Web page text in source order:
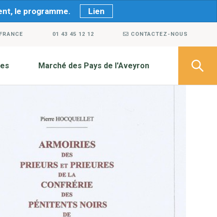
le programme. Lien
01 43 45 12 12 CONTACTEZ-NOUS
Marché des Pays de l'Aveyron